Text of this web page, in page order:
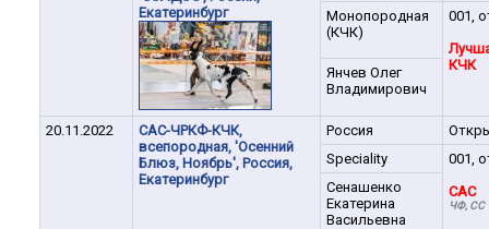
Екатеринбург
Монопородная
(КЧК)
001,
КЧК
Янчев Олег
Владимирович
20.11.2022
САС-ЧРКФ-КЧК,
всепородная, 'Осенний
Блюз, Ноябрь', Россия,
Екатеринбург
Россия
Speciality
001,
CAC
ЧФ, СС
Сенашенко
Екатерина
Васильевна